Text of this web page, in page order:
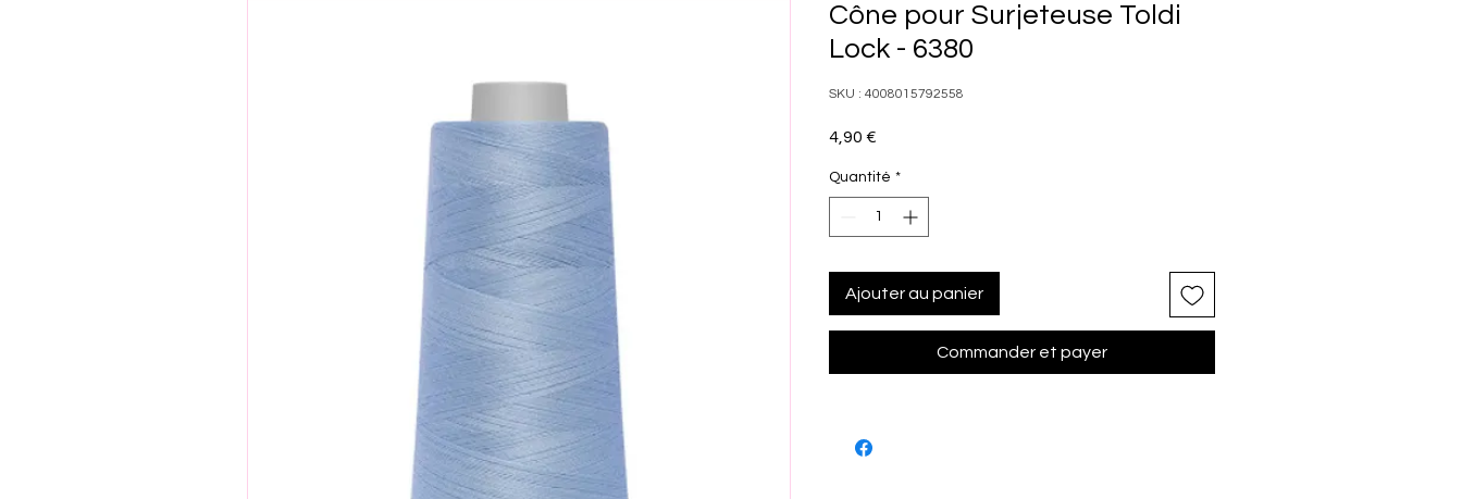
Cône pour Surjeteuse Toldi
Lock - 6380
SKU : 4008015792558
4,90 €
Quantité *
Ajouter au panier
Commander et payer